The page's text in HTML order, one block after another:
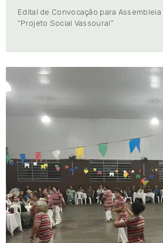
Edital de Convocação para Assembleia
“Projeto Social Vassoural”